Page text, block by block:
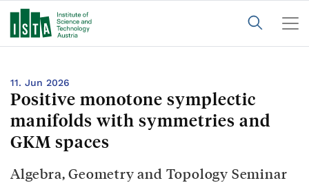
11. Jun 2026
Positive monotone symplectic
manifolds with symmetries and
GKM spaces
Algebra, Geometry and Topology Seminar